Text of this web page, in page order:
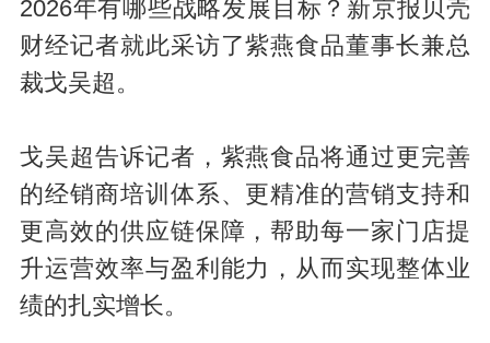
2026年有哪些战略发展目标？新京报贝壳
财经记者就此采访了紫燕食品董事长兼总
裁戈吴超。
戈吴超告诉记者，紫燕食品将通过更完善
的经销商培训体系、更精准的营销支持和
更高效的供应链保障，帮助每一家门店提
升运营效率与盈利能力，从而实现整体业
绩的扎实增长。